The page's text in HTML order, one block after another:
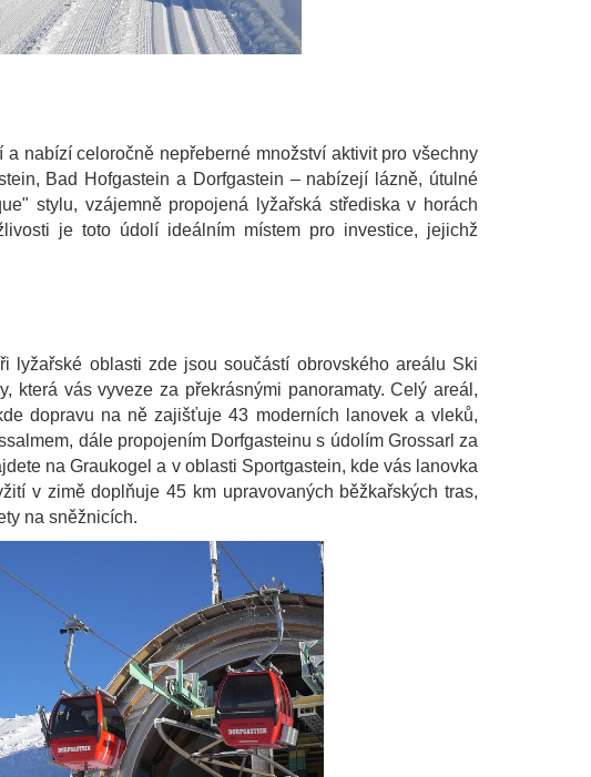
nabízí celoročně nepřeberné množství aktivit pro všechny
Bad Hofgastein a Dorfgastein – nabízejí lázně, útulné
stylu, vzájemně propojená lyžařská střediska v horách
je toto údolí ideálním místem pro investice, jejichž
lyžařské oblasti zde jsou součástí obrovského areálu Ski
která vás vyveze za překrásnými panoramaty. Celý areál,
dopravu na ně zajišťuje 43 moderních lanovek a vleků,
dále propojením Dorfgasteinu s údolím Grossarl za
na Graukogel a v oblasti Sportgastein, kde vás lanovka
v zimě doplňuje 45 km upravovaných běžkařských tras,
na sněžnicích.